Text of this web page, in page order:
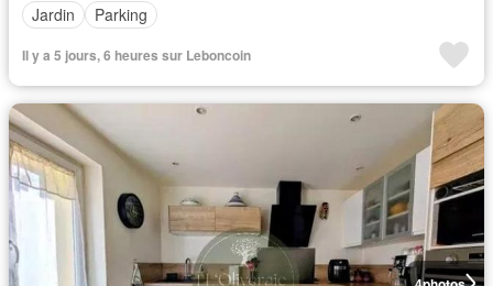
Jardin
Parking
Il y a 5 jours, 6 heures sur Leboncoin